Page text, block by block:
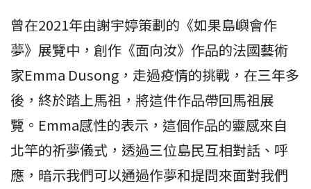
曾在2021年由謝宇婷策劃的《如果島嶼會作
夢》展覽中，創作《面向汝》作品的法國藝術
家Emma Dusong，走過疫情的挑戰，在三年多
後，終於踏上馬祖，將這件作品帶回馬祖展
覽。Emma感性的表示，這個作品的靈感來自
北竿的祈夢儀式，透過三位島民互相對話、呼
應，暗示我們可以通過作夢和提問來面對我們